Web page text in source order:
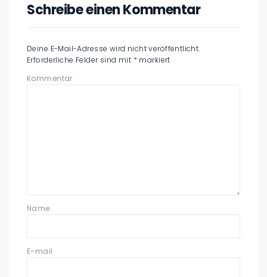
Schreibe einen Kommentar
Deine E-Mail-Adresse wird nicht veröffentlicht.
Erforderliche Felder sind mit * markiert
Kommentar
Name
E-mail